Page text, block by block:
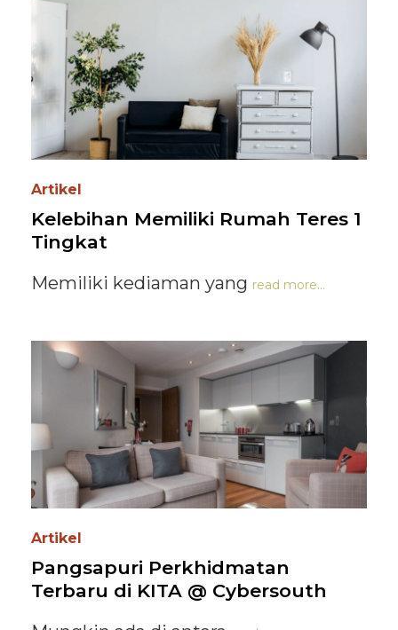
Artikel
Kelebihan Memiliki Rumah Teres 1
Tingkat
Memiliki kediaman yang read more...
Artikel
Pangsapuri Perkhidmatan
Terbaru di KITA @ Cybersouth